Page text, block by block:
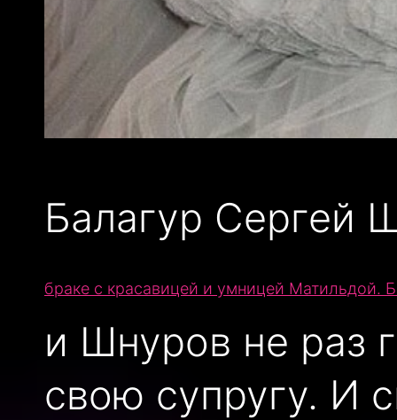
Балагур Сергей
браке с красавицей и умницей Матильдой.
и Шнуров не раз
свою супругу. И